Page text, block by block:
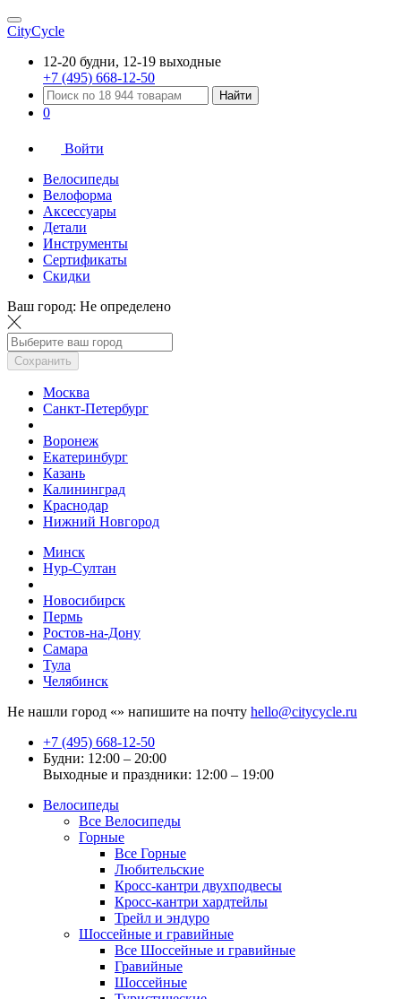
CityCycle
12-20 будни, 12-19 выходные
+7 (495) 668-12-50
Найти
0
Войти
Велосипеды
Велоформа
Аксессуары
Детали
Инструменты
Сертификаты
Скидки
Ваш город: Не определено
Сохранить
Москва
Санкт-Петербург
Воронеж
Екатеринбург
Казань
Калининград
Краснодар
Нижний Новгород
Минск
Нур-Султан
Новосибирск
Пермь
Ростов-на-Дону
Самара
Тула
Челябинск
Не нашли город «» напишите на почту hello@citycycle.ru
+7 (495) 668-12-50
Будни: 12:00 – 20:00
Выходные и праздники: 12:00 – 19:00
Велосипеды
Все Велосипеды
Горные
Все Горные
Любительские
Кросс-кантри двухподвесы
Кросс-кантри хардтейлы
Трейл и эндуро
Шоссейные и гравийные
Все Шоссейные и гравийные
Гравийные
Шоссейные